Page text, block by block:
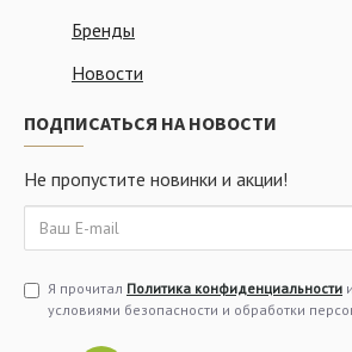
Бренды
Новости
ПОДПИСАТЬСЯ НА НОВОСТИ
Не пропустите новинки и акции!
Я прочитал Политика конфиденциальности
условиями безопасности и обработки